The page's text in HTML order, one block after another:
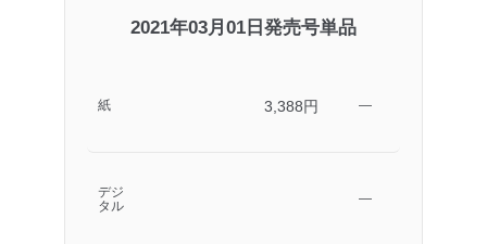
2021年03月01日発売号単品
紙 3,388円 ―
デジ
タル
―